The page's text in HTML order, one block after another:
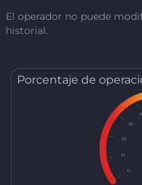
El operador no puede
historial.
Porcentaje de
0
10
20
30